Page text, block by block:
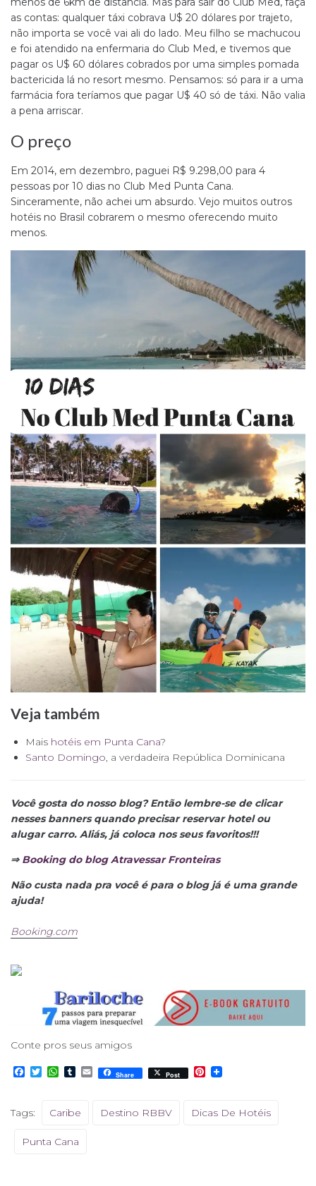
as contas: qualquer táxi cobrava U$ 20 dólares por trajeto,
não importa se você vai ali do lado. Meu filho se machucou
e foi atendido na enfermaria do Club Med, e tivemos que
pagar os U$ 60 dólares cobrados por uma simples pomada
bactericida lá no resort mesmo. Pensamos: só para ir a uma
farmácia fora teríamos que pagar U$ 40 só de táxi. Não valia
a pena arriscar.
O preço
Em 2014, em dezembro, paguei R$ 9.298,00 para 4
pessoas por 10 dias no Club Med Punta Cana.
Sinceramente, não achei um absurdo. Vejo muitos outros
hotéis no Brasil cobrarem o mesmo oferecendo muito
menos.
Veja também
Mais hotéis em Punta Cana?
Santo Domingo, a verdadeira República Dominicana
Você gosta do nosso blog? Então lembre-se de clicar
nesses banners quando precisar reservar hotel ou
alugar carro. Aliás, já coloca nos seus favoritos!!!
⇒ Booking do blog Atravessar Fronteiras
Não custa nada pra você é para o blog já é uma grande
ajuda!
Booking.com
Conte pros seus amigos
F
b
o
T
r
W
s
p
l
E
m
Share Post
P
e
Tags: Caribe Destino RBBV Dicas De Hotéis
Punta Cana